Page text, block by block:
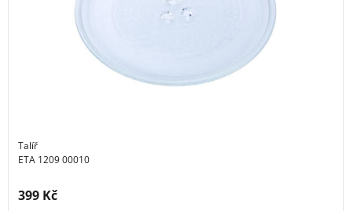
Talíř
ETA 1209 00010
Cena s DPH:
399 Kč